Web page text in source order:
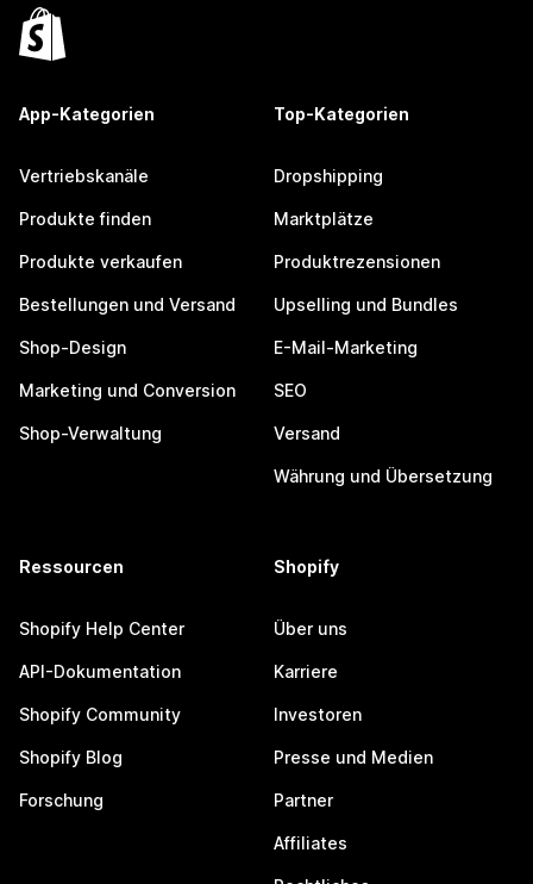
App-Kategorien
Vertriebskanäle
Produkte finden
Produkte verkaufen
Bestellungen und Versand
Shop-Design
Marketing und Conversion
Shop-Verwaltung
Top-Kategorien
Dropshipping
Marktplätze
Produktrezensionen
Upselling und Bundles
E-Mail-Marketing
SEO
Versand
Währung und Übersetzung
Ressourcen
Shopify Help Center
API-Dokumentation
Shopify Community
Shopify Blog
Forschung
Shopify
Über uns
Karriere
Investoren
Presse und Medien
Partner
Affiliates